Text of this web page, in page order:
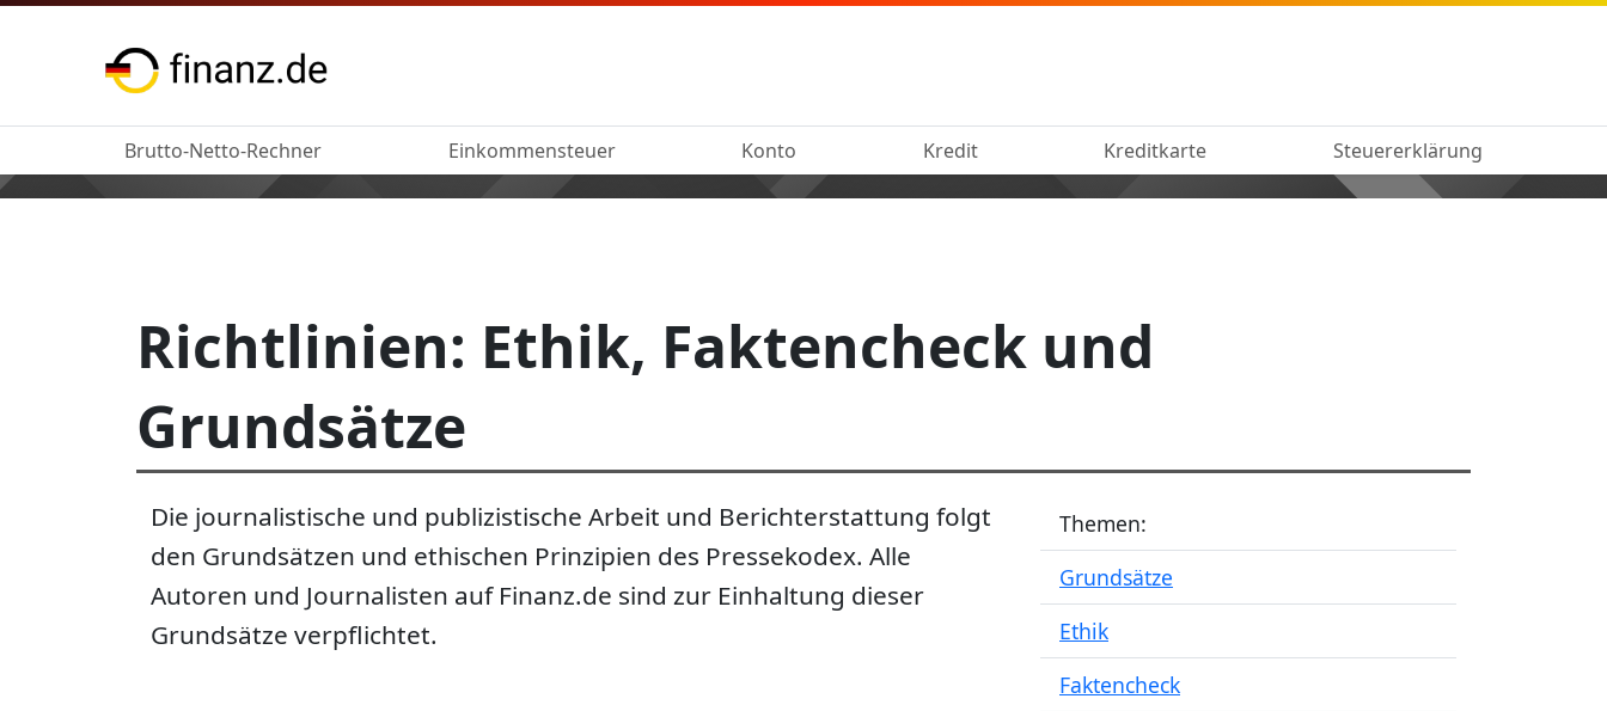
Brutto-Netto-Rechner Einkommensteuer Konto Kredit Kreditkarte Steuererklärung
Richtlinien: Ethik, Faktencheck und
Grundsätze
Die journalistische und publizistische Arbeit und Berichterstattung folgt
den Grundsätzen und ethischen Prinzipien des Pressekodex. Alle
Autoren und Journalisten auf Finanz.de sind zur Einhaltung dieser
Grundsätze verpflichtet.
Themen:
Grundsätze
Ethik
Faktencheck